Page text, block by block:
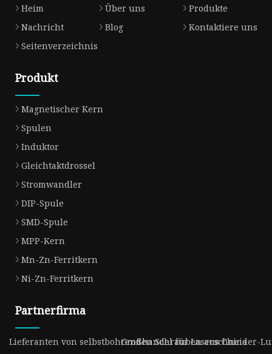
Heim Über uns
Produkte
Nachricht
Blog
Kontaktiere uns
Seitenverzeichnis
Produkt
Magnetischer Kern
Spulen
Induktor
Gleichtaktdrossel
Stromwandler
DIP-Spule
SMD-Spule
MPP-Kern
Mn-Zn-Ferritkern
Ni-Zn-Ferritkern
Partnerfirma
Lieferanten von selbstbohrenden Schrauben aus China
Großhandel für Laserschneider-